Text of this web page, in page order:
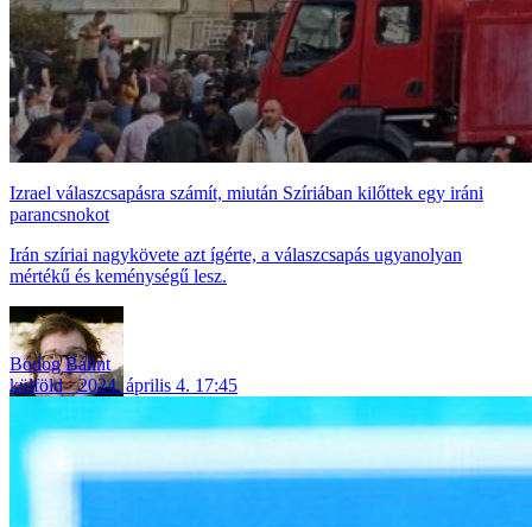
Izrael válaszcsapásra számít, miután Szíriában kilőttek egy iráni
parancsnokot
Irán szíriai nagykövete azt ígérte, a válaszcsapás ugyanolyan
mértékű és keménységű lesz.
Bódog Bálint
külföld
2024. április 4. 17:45